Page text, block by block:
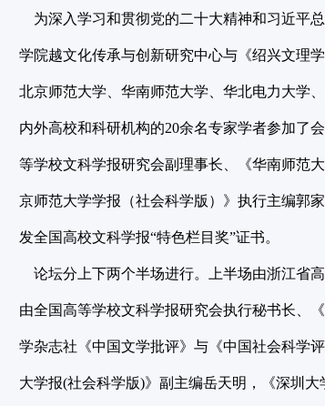
为深入学习和贯彻党的二十大精神和习近平
学院越文化传承与创新研究中心与《绍兴文理
北京师范大学、华南师范大学、华北电力大学
内外高校和科研机构的20余名专家学者参加了
等学校文科学报研究会副理事长、《华南师范
京师范大学学报（社会科学版）》执行主编郭
发全国高校文科学报“特色栏目奖”证书。
论坛分上下两个半场进行。上半场由浙江省
由全国高等学校文科学报研究会执行秘书长、
学杂志社《中国文学批评》与《中国社会科学
大学报(社会科学版)》副主编岳天明，《深圳